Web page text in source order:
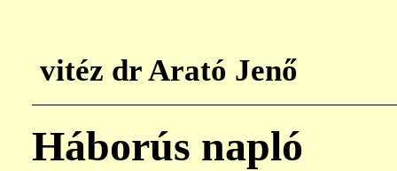
vitéz dr Arató Jenő
Háborús napló